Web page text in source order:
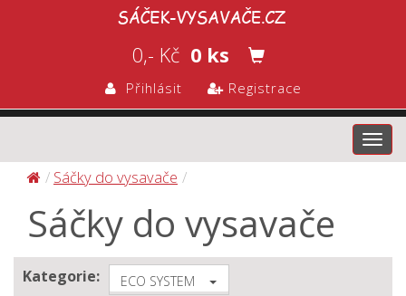
0,- Kč 0 ks
Přihlásit Registrace
Sáčky do vysavače
Sáčky do vysavače
Kategorie: ECO SYSTEM